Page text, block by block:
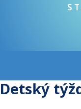
Detský